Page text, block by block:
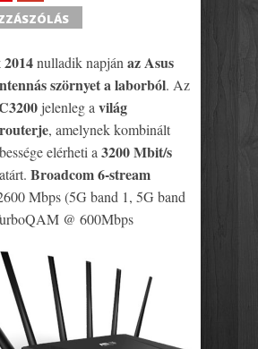
SHARESHARE
nulladik napjánaz Asus
szörnyet a laborból. Az
jelenleg avilág
, amelynek kombinált
elérheti a3200 Mbit/s
Broadcom 6-stream
Mbps (5G band 1, 5G band
@ 600Mbps